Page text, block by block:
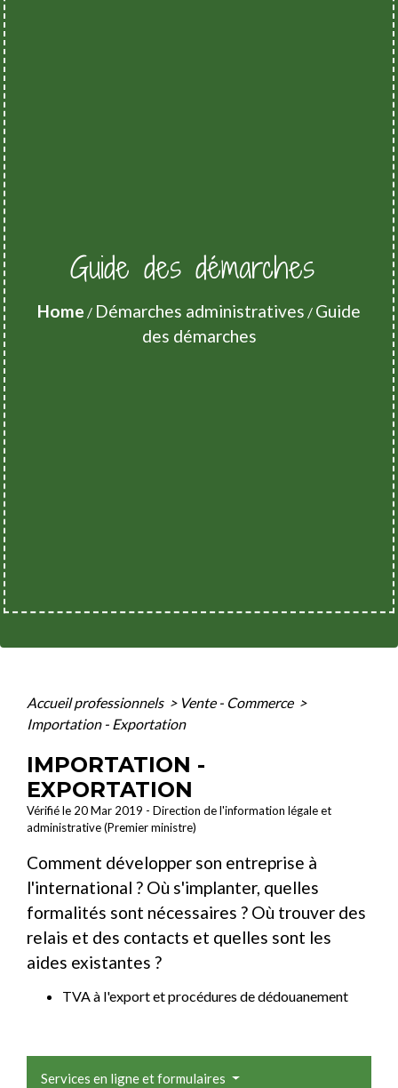
Guide des démarches
Home / Démarches administratives / Guide
des démarches
Accueil professionnels > Vente - Commerce >
Importation - Exportation
IMPORTATION -
EXPORTATION
Vérifié le 20 Mar 2019 - Direction de l'information légale et
administrative (Premier ministre)
Comment développer son entreprise à
l'international ? Où s'implanter, quelles
formalités sont nécessaires ? Où trouver des
relais et des contacts et quelles sont les
aides existantes ?
TVA à l'export et procédures de dédouanement
Services en ligne et formulaires